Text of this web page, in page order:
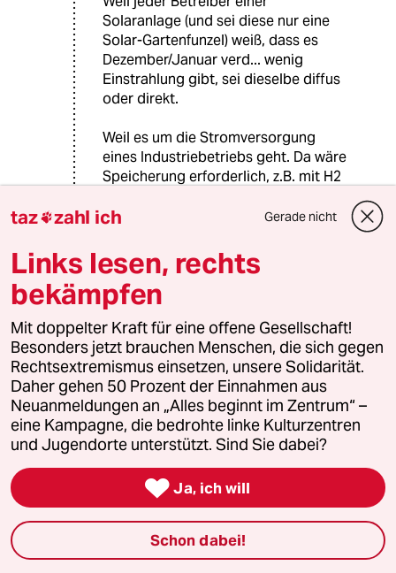
Solaranlage (und sei diese nur eine
Solar-Gartenfunzel) weiß, dass es
Dezember/Januar verd... wenig
Einstrahlung gibt, sei dieselbe diffus
oder direkt.
Weil es um die Stromversorgung
eines Industriebetriebs geht. Da wäre
Speicherung erforderlich, z.B. mit H2
vorhandenen hauseigenen
S Saile
06.05.2024,16:34 Uhr
@sollndas:
Ja, das weiß ich alles auch, mein
Elternhaus hat eine PV-Anlage…nur
hat das alles nichts mit meinem
Ursprungspost zu tun, denn: Ich
erwähne/erläutere genau _einen_
Sachverhalt…und sonst nichts!
Keinerlei weitere Problematik einer
auf Solarenergie beruhenden
Energieversorgung!
taz zahl ich Gerade nicht
Links lesen, rechts
bekämpfen
Mit doppelter Kraft für eine offene Gesellschaft!
Besonders jetzt brauchen Menschen, die sich gegen
Rechtsextremismus einsetzen, unsere Solidarität.
Daher gehen 50 Prozent der Einnahmen aus
Neuanmeldungen an „Alles beginnt im Zentrum“ –
eine Kampagne, die bedrohte linke Kulturzentren
und Jugendorte unterstützt. Sind Sie dabei?
 Ja, ich will
Schon dabei!